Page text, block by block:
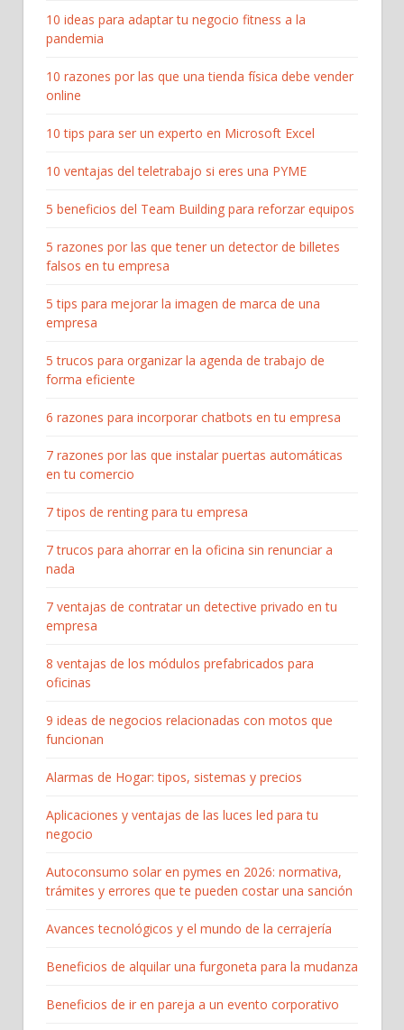
10 ideas para adaptar tu negocio fitness a la
pandemia
10 razones por las que una tienda física debe vender
online
10 tips para ser un experto en Microsoft Excel
10 ventajas del teletrabajo si eres una PYME
5 beneficios del Team Building para reforzar equipos
5 razones por las que tener un detector de billetes
falsos en tu empresa
5 tips para mejorar la imagen de marca de una
empresa
5 trucos para organizar la agenda de trabajo de
forma eficiente
6 razones para incorporar chatbots en tu empresa
7 razones por las que instalar puertas automáticas
en tu comercio
7 tipos de renting para tu empresa
7 trucos para ahorrar en la oficina sin renunciar a
nada
7 ventajas de contratar un detective privado en tu
empresa
8 ventajas de los módulos prefabricados para
oficinas
9 ideas de negocios relacionadas con motos que
funcionan
Alarmas de Hogar: tipos, sistemas y precios
Aplicaciones y ventajas de las luces led para tu
negocio
Autoconsumo solar en pymes en 2026: normativa,
trámites y errores que te pueden costar una sanción
Avances tecnológicos y el mundo de la cerrajería
Beneficios de alquilar una furgoneta para la mudanza
Beneficios de ir en pareja a un evento corporativo